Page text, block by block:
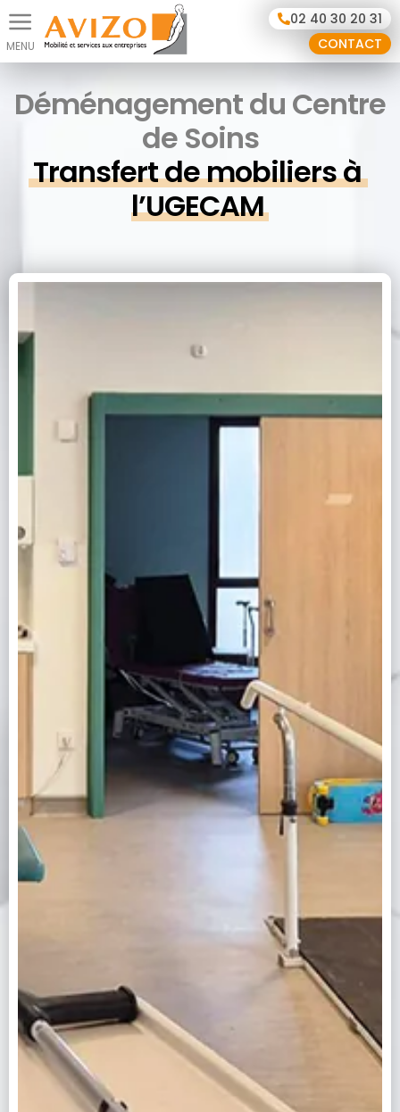
02 40 30 20 31
CONTACT
Déménagement du Centre
de Soins
Transfert de mobiliers à
l’UGECAM
Panneau de gestion des cookies